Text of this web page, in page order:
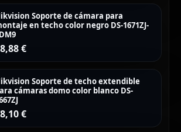
Soporte de cámara para
en techo color negro DS-1671ZJ-
€
Soporte de techo extendible
cámaras domo color blanco DS-
€